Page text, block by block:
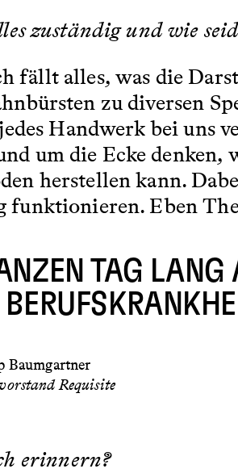
zuständig und wie
fällt alles, was die
zu diversen
Handwerk bei uns
um die Ecke denken,
herstellen kann.
funktionieren. Eben
TAG LANG
Baumgartner
Requisite
erinnern?